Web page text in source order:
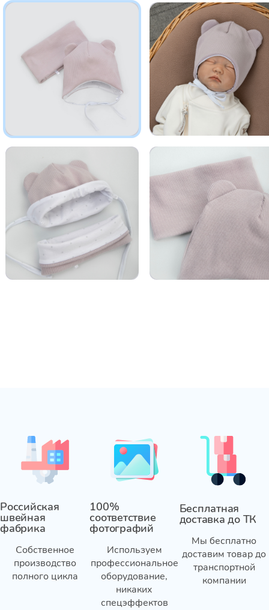
Российская
швейная
фабрика
Собственное
производство
полного цикла
100%
соответствие
фотографий
Используем
профессиональное
оборудование,
никаких
спецэффектов
Бесплатная
доставка до ТК
Мы бесплатно
доставим товар до
транспортной
компании